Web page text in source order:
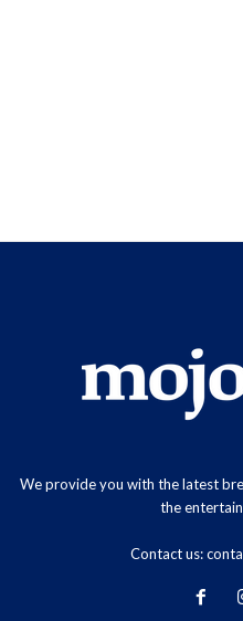
We provide you with the latest
the
Contact us: